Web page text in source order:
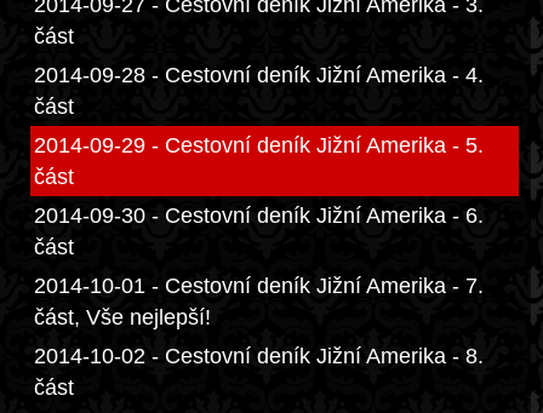
2014-09-27 - Cestovní deník Jižní Amerika - 3.
část
2014-09-28 - Cestovní deník Jižní Amerika - 4.
část
2014-09-29 - Cestovní deník Jižní Amerika - 5.
část
2014-09-30 - Cestovní deník Jižní Amerika - 6.
část
2014-10-01 - Cestovní deník Jižní Amerika - 7.
část, Vše nejlepší!
2014-10-02 - Cestovní deník Jižní Amerika - 8.
část